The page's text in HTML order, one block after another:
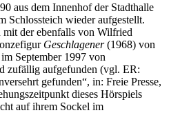
aus dem Innenhof der Stadthalle
Schlossteich wieder aufgestellt.
der ebenfalls von Wilfried
Geschlagener(1968) von
September 1997 von
zufällig aufgefunden (vgl. ER:
gefunden“, in: Freie Presse,
dieses Hörspiels
auf ihrem Sockel im